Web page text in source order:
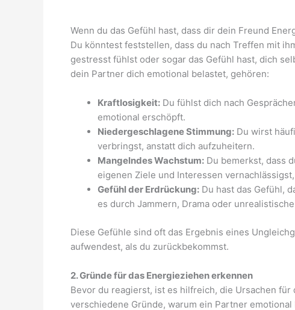
Wenn du das Gefühl hast, dass dir dein Freund
Du könntest feststellen, dass du nach Treffen mit
gestresst fühlst oder sogar das Gefühl hast, dich
dein Partner dich emotional belastet, gehören:
Kraftlosigkeit: Du fühlst dich nach
emotional erschöpft.
Niedergeschlagene Stimmung: Du wirst
verbringst, anstatt dich aufzuheitern.
Mangelndes Wachstum: Du bemerkst, dass
eigenen Ziele und Interessen
Gefühl der Erdrückung: Du hast das Gefühl,
es durch Jammern, Drama oder
Diese Gefühle sind oft das Ergebnis eines
aufwendest, als du zurückbekommst.
2. Gründe für das Energieziehen erkennen
Bevor du reagierst, ist es hilfreich, die Ursachen
verschiedene Gründe, warum ein Partner emotional